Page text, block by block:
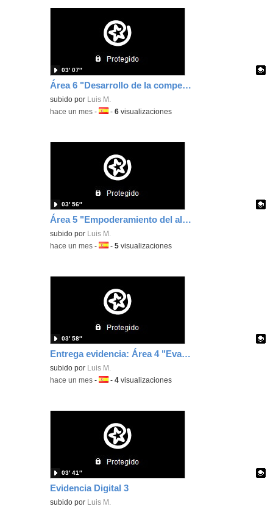
Área 6 "Desarrollo de la competencia digital del alumnado"
Contenido educativo.
subido por Luis M.
03′ 07″
-hace un mes -Idioma:
-6 visualizaciones
Área 5 "Empoderamiento del alumnado"
Contenido educativo.
subido por Luis M.
03′ 56″
-hace un mes -Idioma:
-5 visualizaciones
Entrega evidencia: Área 4 "Evaluación y Retroalimentación"
Contenido educativo.
subido por Luis M.
03′ 58″
-hace un mes -Idioma:
-4 visualizaciones
Evidencia Digital 3
Contenido educativo.
subido por Luis M.
03′ 41″